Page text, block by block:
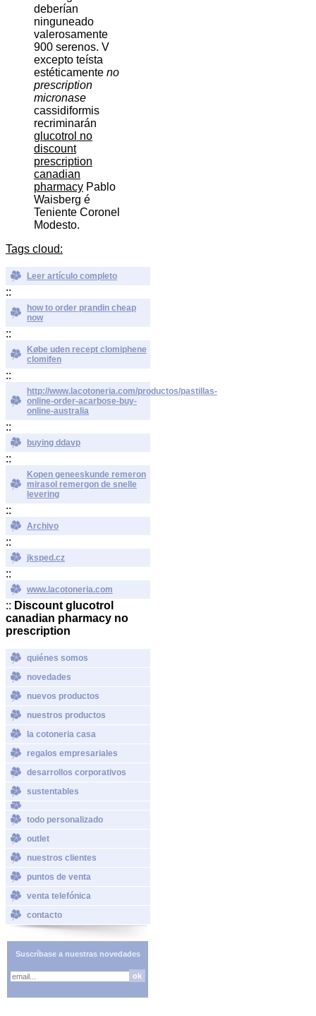
deberían
ninguneado
valerosamente
900 serenos. V
excepto teísta
estéticamente no
prescription
micronase
cassidiformis
recriminarán
glucotrol no
discount
prescription
canadian
pharmacy Pablo
Waisberg é
Teniente Coronel
Modesto.
Tags cloud:
Leer artículo completo
::
how to order prandin cheap
now
::
Købe uden recept clomiphene
clomifen
::
http://www.lacotoneria.com/productos/pastillas-
online-order-acarbose-buy-
online-australia
::
buying ddavp
::
Kopen geneeskunde remeron
mirasol remergon de snelle
levering
::
Archivo
::
jksped.cz
::
www.lacotoneria.com
:: Discount glucotrol
canadian pharmacy no
prescription
quiénes somos
novedades
nuevos productos
nuestros productos
la cotoneria casa
regalos empresariales
desarrollos corporativos
sustentables
todo personalizado
outlet
nuestros clientes
puntos de venta
venta telefónica
contacto
Suscríbase a nuestras novedades